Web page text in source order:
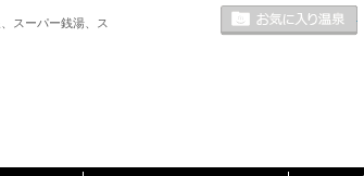
スーパー銭湯、ス